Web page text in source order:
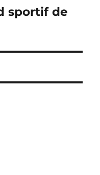
sportif de